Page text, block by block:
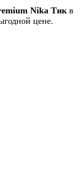
Nika Тик в
цене.